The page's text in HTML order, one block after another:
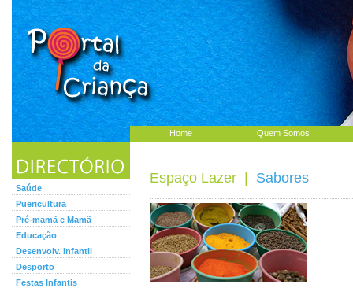
Home Quem Somos
Saúde
Puericultura
Pré-mamã e Mamã
Educação
Desenvolv. Infantil
Desporto
Festas Infantis
Espaço Lazer Sabores